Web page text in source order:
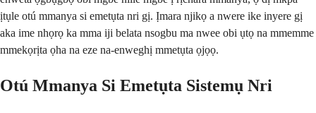
ịtụle otú mmanya si emetụta nri gị. Ịmara njikọ a nwere ike inyere gị
aka ime nhọrọ ka mma iji belata nsogbu ma nwee obi ụtọ na mmemme
mmekọrịta ọha na eze na-enweghị mmetụta ọjọọ.
Otú Mmanya Si Emetụta Sistemụ Nri